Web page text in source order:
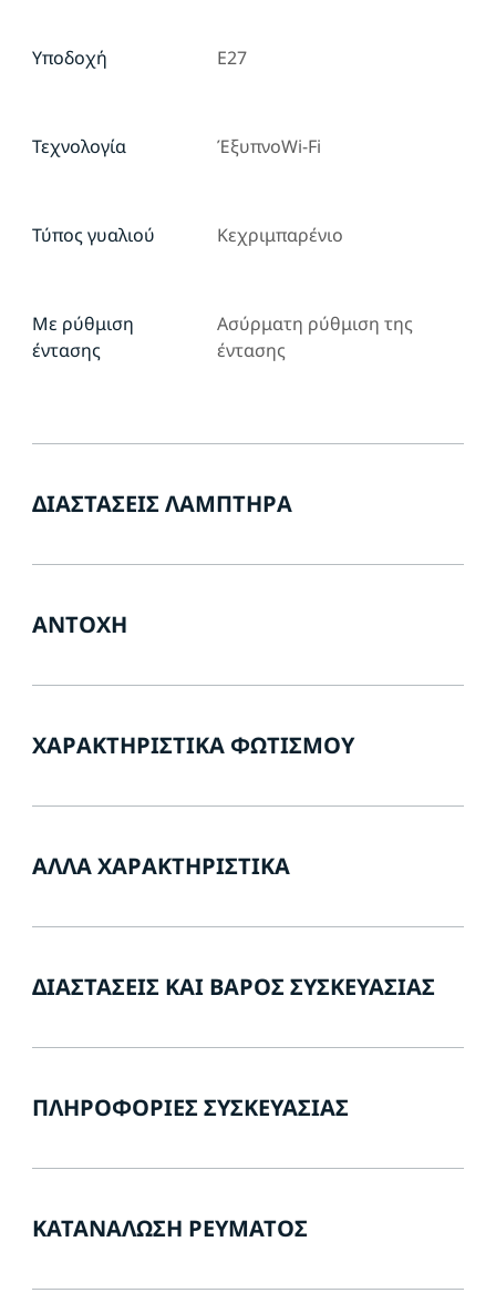
Υποδοχή E27
Τεχνολογία ΈξυπνοWi-Fi
Τύπος γυαλιού Κεχριμπαρένιο
Με ρύθμιση
έντασης
Ασύρματη ρύθμιση της
έντασης
ΔΙΑΣΤΆΣΕΙΣ ΛΑΜΠΤΉΡΑ
ΑΝΤΟΧΉ
ΧΑΡΑΚΤΗΡΙΣΤΙΚΆ ΦΩΤΙΣΜΟΎ
ΆΛΛΑ ΧΑΡΑΚΤΗΡΙΣΤΙΚΆ
ΔΙΑΣΤΆΣΕΙΣ ΚΑΙ ΒΆΡΟΣ ΣΥΣΚΕΥΑΣΊΑΣ
ΠΛΗΡΟΦΟΡΊΕΣ ΣΥΣΚΕΥΑΣΊΑΣ
ΚΑΤΑΝΆΛΩΣΗ ΡΕΎΜΑΤΟΣ